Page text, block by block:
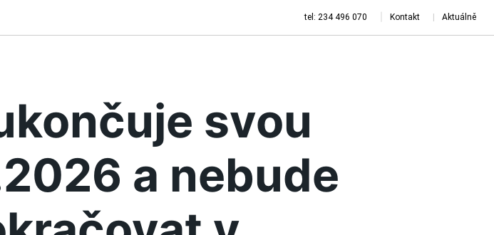
tel: 234 496 070 Kontakt Aktuálně
svou
a nebude